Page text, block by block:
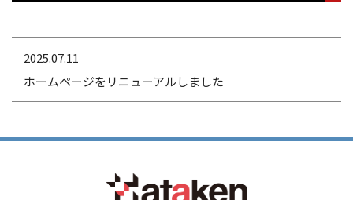
2025.07.11
ホームページをリニューアルしました